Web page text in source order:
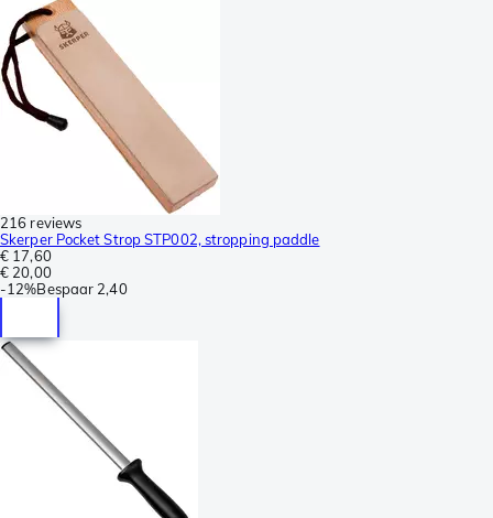
216 reviews
Skerper Pocket Strop STP002, stropping paddle
€ 17,60
€ 20,00
-12%Bespaar 2,40